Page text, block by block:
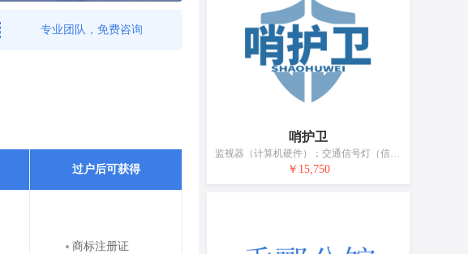
专业团队，免费咨询
过户后可获得
商标注册证
哨护卫
监视器（计算机硬件）；交通信号灯（信号装置）；内部通信装置；摄像机；照相机（摄影）；运载工具用测速仪；配电箱；灭火器；电子防盗装置；生物指纹门锁
￥15,750